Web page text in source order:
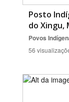
Posto
do Xingu,
Povos
56